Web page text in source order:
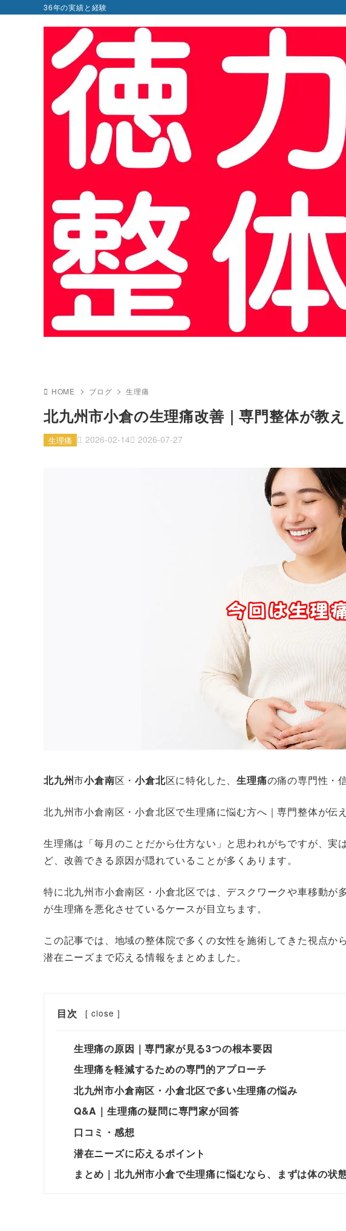
36年の実績と経験
HOME ブログ 生理痛
北九州市小倉の生理痛改善｜専門整体が教
2026-02-14 2026-07-27
生理痛
北九州市小倉南区・小倉北区に特化した、生理痛の痛の専門性・
北九州市小倉南区・小倉北区で生理痛に悩む方へ｜専門整体が伝
生理痛は「毎月のことだから仕方ない」と思われがちですが、実
ど、改善できる原因が隠れていることが多くあります。
特に北九州市小倉南区・小倉北区では、デスクワークや車移動が
が生理痛を悪化させているケースが目立ちます。
この記事では、地域の整体院で多くの女性を施術してきた視点か
潜在ニーズまで応える情報をまとめました。
目次 [ close ]
生理痛の原因｜専門家が見る3つの根本要因
生理痛を軽減するための専門的アプローチ
北九州市小倉南区・小倉北区で多い生理痛の悩み
Q&A｜生理痛の疑問に専門家が回答
口コミ・感想
潜在ニーズに応えるポイント
まとめ｜北九州市小倉で生理痛に悩むなら、まずは体の状